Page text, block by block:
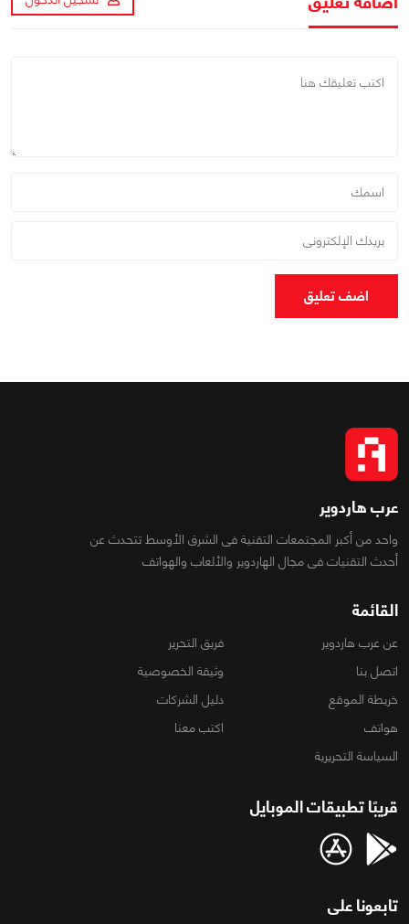
اضف تعليق
عرب هاردوير
واحد من أكبر المجتمعات التقنية فى الشرق الأوسط تتحدث عن
أحدث التقنيات فى مجال الهاردوير والألعاب والهواتف
القائمة
عن عرب هاردوير
فريق التحرير
اتصل بنا
وثيقة الخصوصية
خريطة الموقع
دليل الشركات
هواتف
اكتب معنا
السياسة التحريرية
قريبًا تطبيقات الموبايل
تابعونا على